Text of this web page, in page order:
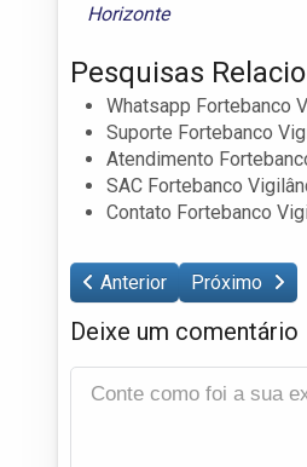
Horizonte
Pesquisas
Whatsapp Fortebanco
Suporte Fortebanco
Atendimento
SAC Fortebanco
Contato Fortebanco
Anterior Próximo
Deixe um comentário